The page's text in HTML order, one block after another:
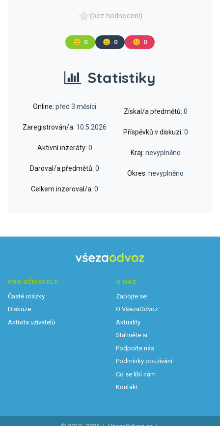
(bez hodnocení)
🙂 0 😐 0 🙁 0
Statistiky
Online: před 3 měsíci
Zaregistrován/a: 10.5.2026
Aktivní inzeráty: 0
Daroval/a předmětů: 0
Celkem inzeroval/a: 0
Získal/a předmětů: 0
Příspěvků v diskuzi: 0
Kraj: nevyplněno
Okres: nevyplněno
PRO UŽIVATELE
Časté otázky
Diskuze
Aktivita uživatelů
O NÁS
Zapojte se!
O VšezaOdvoz
Aktuality
Stáhněte si
Podpořte nás
Podmínky používání
Co se líbí nám
Kontakt